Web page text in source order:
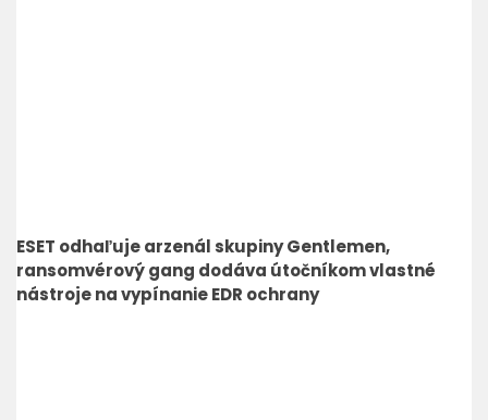
ESET odhaľuje arzenál skupiny Gentlemen,
ransomvérový gang dodáva útočníkom vlastné
nástroje na vypínanie EDR ochrany